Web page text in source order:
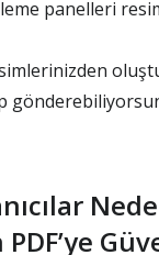
panelleri